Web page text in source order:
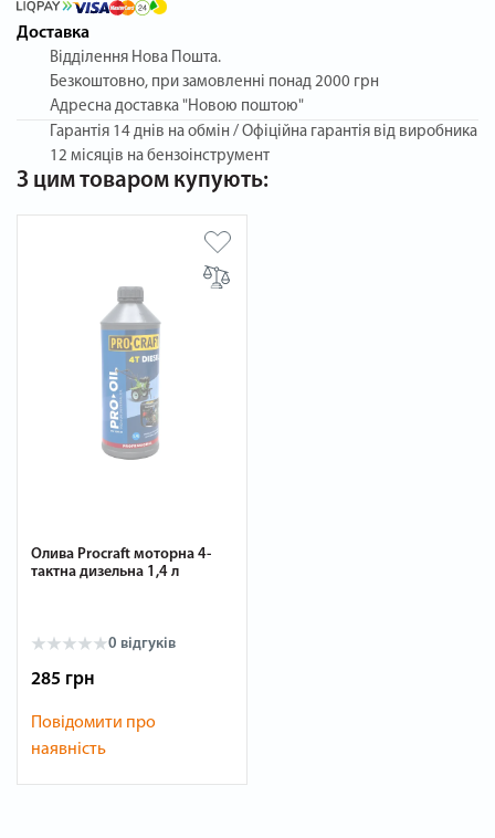
Доставка
Відділення Нова Пошта.
Безкоштовно, при замовленні понад 2000 грн
Адресна доставка "Новою поштою"
Гарантія 14 днів на обмін / Офіційна гарантія від виробника
12 місяців на бензоінструмент
З цим товаром купують:
Олива Procraft моторна 4-
тактна дизельна 1,4 л
0 відгуків
285 грн
Повідомити про
наявність